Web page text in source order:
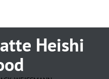
Heishi